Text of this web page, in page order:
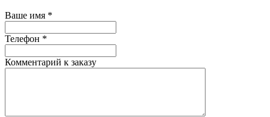
Ваше имя *
Телефон *
Комментарий к заказу